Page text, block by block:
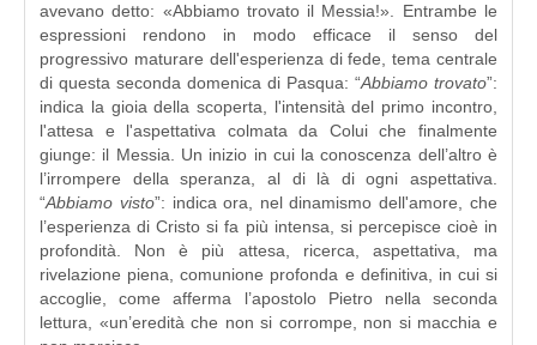
avevano detto: «Abbiamo trovato il Messia!». Entrambe le
espressioni rendono in modo efficace il senso del
progressivo maturare dell'esperienza di fede, tema centrale
di questa seconda domenica di Pasqua: “Abbiamo trovato”:
indica la gioia della scoperta, l'intensità del primo incontro,
l'attesa e l'aspettativa colmata da Colui che finalmente
giunge: il Messia. Un inizio in cui la conoscenza dell’altro è
l’irrompere della speranza, al di là di ogni aspettativa.
“Abbiamo visto”: indica ora, nel dinamismo dell'amore, che
l’esperienza di Cristo si fa più intensa, si percepisce cioè in
profondità. Non è più attesa, ricerca, aspettativa, ma
rivelazione piena, comunione profonda e definitiva, in cui si
accoglie, come afferma l’apostolo Pietro nella seconda
lettura, «un’eredità che non si corrompe, non si macchia e